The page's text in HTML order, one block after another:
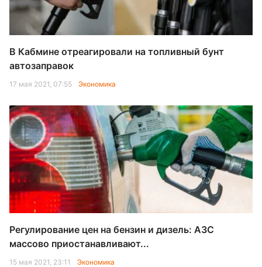
В Кабмине отреагировали на топливный бунт
автозаправок
17 мая 2021, 07:55 Экономика
Регулирование цен на бензин и дизель: АЗС
массово приостанавливают...
15 мая 2021, 23:11 Экономика